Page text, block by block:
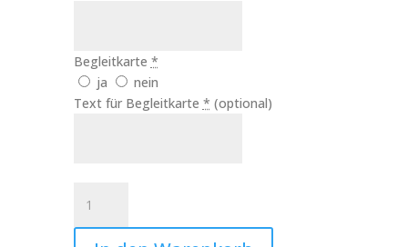
Begleitkarte *
ja
nein
Text für Begleitkarte * (optional)
Mädchen
Herz